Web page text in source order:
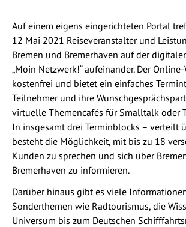
Auf einem eigens eingerichteten Portal
12 Mai 2021 Reiseveranstalter und
Bremen und Bremerhaven auf der
„Moin Netzwerk!“ aufeinander. Der
kostenfrei und bietet ein einfaches
Teilnehmer und ihre
virtuelle Themencafés für Smalltalk oder
In insgesamt drei Terminblocks – verteilt
besteht die Möglichkeit, mit bis zu 18
Kunden zu sprechen und sich über
Bremerhaven zu informieren.
Darüber hinaus gibt es viele
Sonderthemen wie Radtourismus, die
Universum bis zum Deutschen